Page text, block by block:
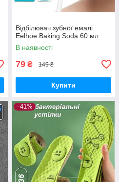
Відбілювач зубної емалі
Eelhoe Baking Soda 60 мл
В наявності
79 ₴ 149 ₴
Купити
–41%